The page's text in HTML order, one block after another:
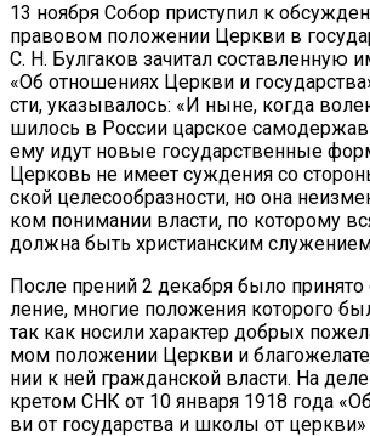
13 но­яб­ря Со­бор при­сту­пил к
пра­во­вом по­ло­же­нии Церк­ви в
С. Н. Бул­га­ков за­чи­тал со­став­лен­ную
«Об от­но­ше­ни­ях Церк­ви и
сти, ука­зы­ва­лось: «И ныне, ко­гда
ши­лось в Рос­сии цар­ское
ему идут но­вые го­судар­ствен­ные
Цер­ковь не име­ет суж­де­ния со
ской це­ле­со­об­раз­но­сти, но она
ком по­ни­ма­нии вла­сти, по ко­то­ро­му
долж­на быть хри­сти­ан­ским
По­сле пре­ний 2 де­каб­ря бы­ло
ле­ние, мно­гие по­ло­же­ния ко­то­ро­го
так как но­си­ли ха­рак­тер доб­рых
мом по­ло­же­нии Церк­ви и
нии к ней граж­дан­ской вла­сти. На
кре­том СНК от 10 ян­ва­ря 1918 го­да
ви от го­су­дар­ства и шко­лы от